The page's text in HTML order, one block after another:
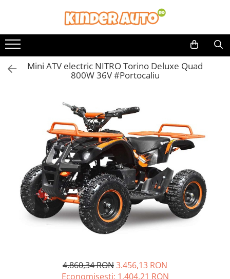
Mini ATV electric NITRO Torino Deluxe Quad
800W 36V #Portocaliu
4.860,34 RON3.456,13 RON
Economisesti: 1.404,21 RON